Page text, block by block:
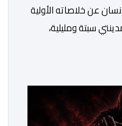
عن خلاصاته الأولية
سبتة ومليلية،
بالهجرة. وأوضح
للأحداث على الرصد
شهادات عدد […]